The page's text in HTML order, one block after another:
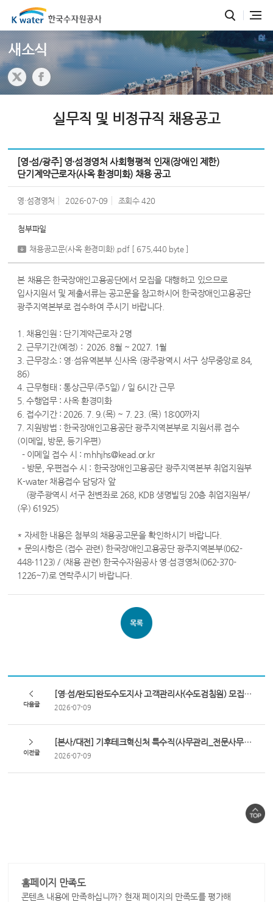
새소식
실무직 및 비정규직 채용공고
[영·섬/광주] 영·섬경영처 사회형평적 인재(장애인 제한)
단기계약근로자(사옥 환경미화) 채용 공고
영·섬경영처 2026-07-09 조회수420
첨부파일
채용공고문(사옥 환경미화).pdf [ 675,440 byte ]
본 채용은 한국장애인고용공단에서 모집을 대행하고 있으므로
입사지원서 및 제출서류는 공고문을 참고하시어 한국장애인고용공단
광주지역본부로 접수하여 주시기 바랍니다.
1. 채용인원 : 단기계약근로자 2명
2. 근무기간(예정) : 2026. 8월 ~ 2027. 1월
3. 근무장소 : 영·섬유역본부 신사옥 (광주광역시 서구 상무중앙로 84,
86)
4. 근무형태 : 통상근무(주5일) / 일 6시간 근무
5. 수행업무 : 사옥 환경미화
6. 접수기간 : 2026. 7. 9.(목) ~ 7. 23. (목) 18:00까지
7. 지원방법 : 한국장애인고용공단 광주지역본부로 지원서류 접수
(이메일, 방문, 등기우편)
- 이메일 접수 시 : mhhjhs@kead.or.kr
- 방문, 우편접수 시 : 한국장애인고용공단 광주지역본부 취업지원부
K-water 채용접수 담당자 앞
(광주광역시 서구 천변좌로 268, KDB 생명빌딩 20층 취업지원부/
(우) 61925)
* 자세한 내용은 첨부의 채용공고문을 확인하시기 바랍니다.
* 문의사항은 (접수 관련) 한국장애인고용공단 광주지역본부(062-
448-1123) / (채용 관련) 한국수자원공사 영·섬경영처(062-370-
1226~7)로 연락주시기 바랍니다.
다음글
[영·섬/완도]완도수도지사 고객관리사(수도검침원) 모집 공고(금일_재공고)
2026-07-09
이전글
[본사/대전] 기후테크혁신처 특수직(사무관리_전문사무) 채용공고
2026-07-09
홈페이지 만족도
콘텐츠 내용에 만족하십니까? 현재 페이지의 만족도를 평가해